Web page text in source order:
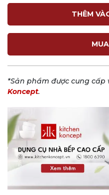
THÊM
*Sản phẩm được cung cấp
Koncept.